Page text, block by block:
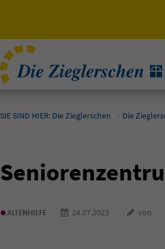
SIE SIND HIER: Die Zieglerschen Die
•ALTENHILFE 24.07.2023 von